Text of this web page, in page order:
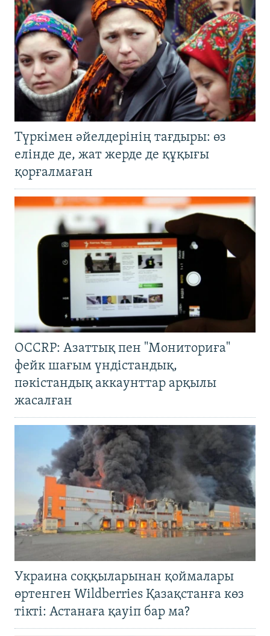
Түркімен әйелдерінің тағдыры: өз
елінде де, жат жерде де құқығы
қорғалмаған
OCCRP: Азаттық пен "Мониториға"
фейк шағым үндістандық,
пәкістандық аккаунттар арқылы
жасалған
Украина соққыларынан қоймалары
өртенген Wildberries Қазақстанға көз
тікті: Астанаға қауіп бар ма?